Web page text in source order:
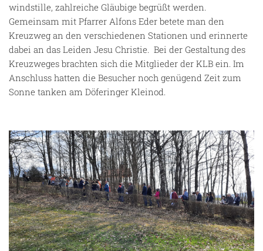
windstille, zahlreiche Gläubige begrüßt werden.
Gemeinsam mit Pfarrer Alfons Eder betete man den
Kreuzweg an den verschiedenen Stationen und erinnerte
dabei an das Leiden Jesu Christie. Bei der Gestaltung des
Kreuzweges brachten sich die Mitglieder der KLB ein. Im
Anschluss hatten die Besucher noch genügend Zeit zum
Sonne tanken am Döferinger Kleinod.